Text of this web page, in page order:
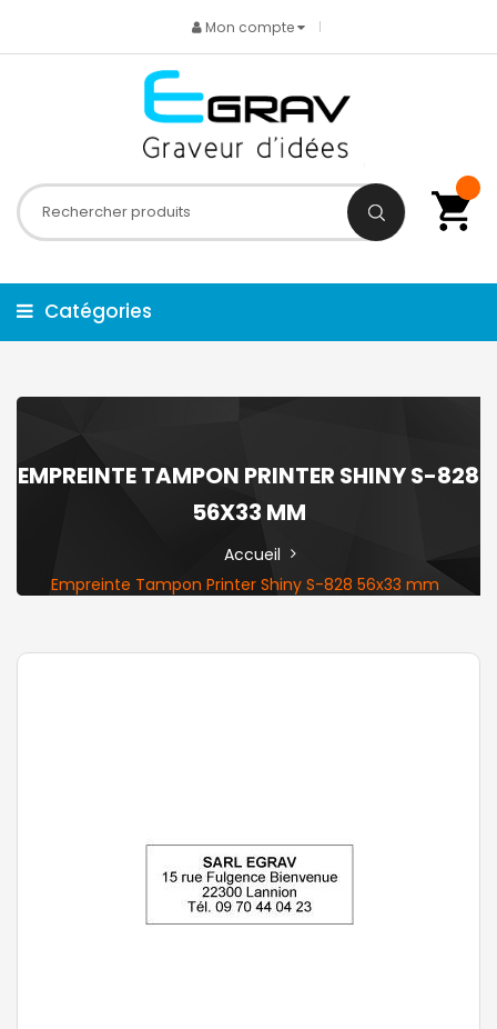
Mon compte
Catégories
EMPREINTE TAMPON PRINTER SHINY S-828
56X33 MM
Accueil
Empreinte Tampon Printer Shiny S-828 56x33 mm